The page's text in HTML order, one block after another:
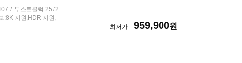
부스트클럭:2572
:8K 지원,HDR 지원,
최저가 959,900원